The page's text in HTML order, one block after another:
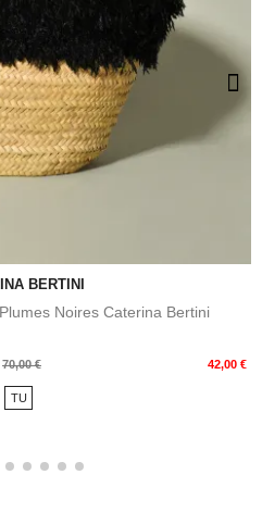
BERTINI
Noires Caterina Bertini
70,00 € 42,00 €
TU